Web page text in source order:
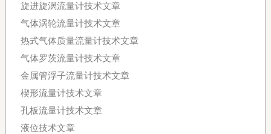
旋进旋涡流量计技术文章
气体涡轮流量计技术文章
热式气体质量流量计技术文章
气体罗茨流量计技术文章
金属管浮子流量计技术文章
楔形流量计技术文章
孔板流量计技术文章
液位技术文章